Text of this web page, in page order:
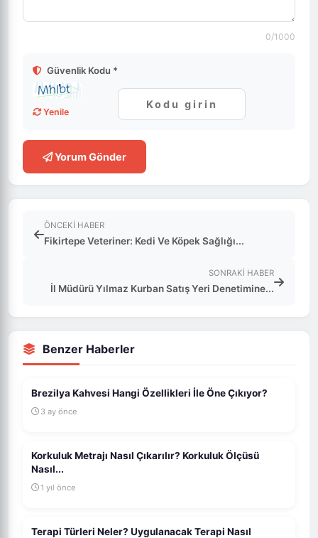
0/1000
Güvenlik Kodu *
Yenile
Yorum Gönder
ÖNCEKI HABER
Fikirtepe Veteriner: Kedi Ve Köpek Sağlığı...
SONRAKI HABER
İl Müdürü Yılmaz Kurban Satış Yeri Denetimine...
Benzer Haberler
Brezilya Kahvesi Hangi Özellikleri İle Öne Çıkıyor?
3 ay önce
Korkuluk Metrajı Nasıl Çıkarılır? Korkuluk Ölçüsü
Nasıl...
1 yıl önce
Terapi Türleri Neler? Uygulanacak Terapi Nasıl